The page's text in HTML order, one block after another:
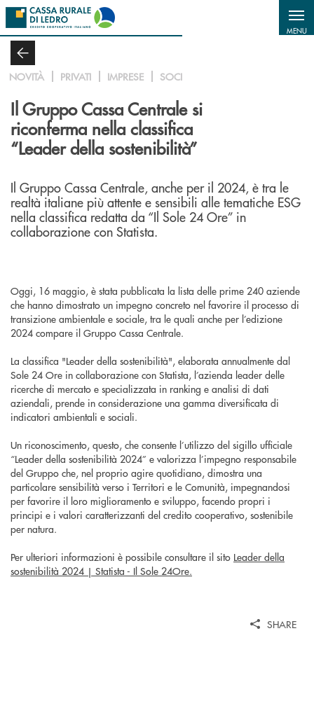
Salta al contenuto principale
MENU
NOVITÀ PRIVATI IMPRESE SOCI
Il Gruppo Cassa Centrale si
riconferma nella classifica
“Leader della sostenibilità”
Il Gruppo Cassa Centrale, anche per il 2024, è tra le
realtà italiane più attente e sensibili alle tematiche ESG
nella classifica redatta da “Il Sole 24 Ore” in
collaborazione con Statista.
Oggi, 16 maggio, è stata pubblicata la lista delle prime 240 aziende
che hanno dimostrato un impegno concreto nel favorire il processo di
transizione ambientale e sociale, tra le quali anche per l’edizione
2024 compare il Gruppo Cassa Centrale.
La classifica "Leader della sostenibilità", elaborata annualmente dal
Sole 24 Ore in collaborazione con Statista, l’azienda leader delle
ricerche di mercato e specializzata in ranking e analisi di dati
aziendali, prende in considerazione una gamma diversificata di
indicatori ambientali e sociali.
Un riconoscimento, questo, che consente l’utilizzo del sigillo ufficiale
“Leader della sostenibilità 2024” e valorizza l’impegno responsabile
del Gruppo che, nel proprio agire quotidiano, dimostra una
particolare sensibilità verso i Territori e le Comunità, impegnandosi
per favorire il loro miglioramento e sviluppo, facendo propri i
principi e i valori caratterizzanti del credito cooperativo, sostenibile
per natura.
Per ulteriori informazioni è possibile consultare il sito Leader della
sostenibilità 2024 | Statista - Il Sole 24Ore.
SHARE